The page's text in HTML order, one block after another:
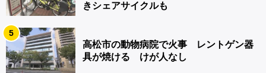
きシェアサイクルも
5
高松市の動物病院で火事 レントゲン器
具が焼ける けが人なし